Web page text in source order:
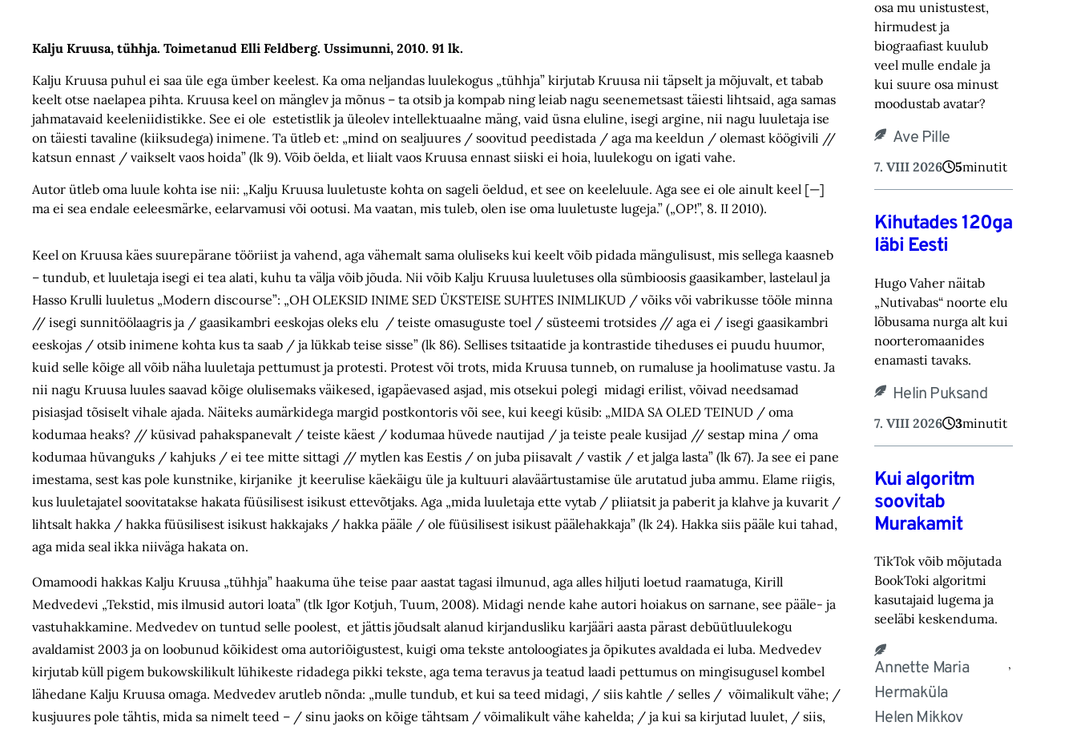
Kalju Kruusa, tühhja. Toimetanud Elli Feldberg. Ussimunni, 2010. 91 lk.
Kalju Kruusa puhul ei saa üle ega ümber keelest. Ka oma neljandas luulekogus „tühhja” kirjutab Kruusa nii täpselt ja mõjuvalt, et tabab
keelt otse naelapea pihta. Kruusa keel on mänglev ja mõnus – ta otsib ja kompab ning leiab nagu seenemetsast täiesti lihtsaid, aga samas
jahmatavaid keeleniidistikke. See ei ole estetistlik ja üleolev intellektuaalne mäng, vaid üsna eluline, isegi argine, nii nagu luuletaja ise
on täiesti tavaline (kiiksudega) inimene. Ta ütleb et: „mind on sealjuures / soovitud peedistada / aga ma keeldun / olemast köögivili //
katsun ennast / vaikselt vaos hoida” (lk 9). Võib öelda, et liialt vaos Kruusa ennast siiski ei hoia, luulekogu on igati vahe.
Autor ütleb oma luule kohta ise nii: „Kalju Kruusa luuletuste kohta on sageli öeldud, et see on keeleluule. Aga see ei ole ainult keel [—]
ma ei sea endale eeleesmärke, eelarvamusi või ootusi. Ma vaatan, mis tuleb, olen ise oma luuletuste lugeja.” („OP!”, 8. II 2010).
Keel on Kruusa käes suurepärane tööriist ja vahend, aga vähemalt sama oluliseks kui keelt võib pidada mängulisust, mis sellega kaasneb
– tundub, et luuletaja isegi ei tea alati, kuhu ta välja võib jõuda. Nii võib Kalju Kruusa luuletuses olla sümbioosis gaasikamber, lastelaul ja
Hasso Krulli luuletus „Modern discourse”: „OH OLEKSID INIME SED ÜKSTEISE SUHTES INIMLIKUD / võiks või vabrikusse tööle minna
// isegi sunnitöölaagris ja / gaasikambri eeskojas oleks elu / teiste omasuguste toel / süsteemi trotsides // aga ei / isegi gaasikambri
eeskojas / otsib inimene kohta kus ta saab / ja lükkab teise sisse” (lk 86). Sellises tsitaatide ja kontrastide tiheduses ei puudu huumor,
kuid selle kõige all võib näha luuletaja pettumust ja protesti. Protest või trots, mida Kruusa tunneb, on rumaluse ja hoolimatuse vastu. Ja
nii nagu Kruusa luules saavad kõige olulisemaks väikesed, igapäevased asjad, mis otsekui polegi midagi erilist, võivad needsamad
pisiasjad tõsiselt vihale ajada. Näiteks aumärkidega margid postkontoris või see, kui keegi küsib: „MIDA SA OLED TEINUD / oma
kodumaa heaks? // küsivad pahakspanevalt / teiste käest / kodumaa hüvede nautijad / ja teiste peale kusijad // sestap mina / oma
kodumaa hüvanguks / kahjuks / ei tee mitte sittagi // mytlen kas Eestis / on juba piisavalt / vastik / et jalga lasta” (lk 67). Ja see ei pane
imestama, sest kas pole kunstnike, kirjanike jt keerulise käekäigu üle ja kultuuri alaväärtustamise üle arutatud juba ammu. Elame riigis,
kus luuletajatel soovitatakse hakata füüsilisest isikust ettevõtjaks. Aga „mida luuletaja ette vytab / pliiatsit ja paberit ja klahve ja kuvarit /
lihtsalt hakka / hakka füüsilisest isikust hakkajaks / hakka pääle / ole füüsilisest isikust päälehakkaja” (lk 24). Hakka siis pääle kui tahad,
aga mida seal ikka niiväga hakata on.
Omamoodi hakkas Kalju Kruusa „tühhja” haakuma ühe teise paar aastat tagasi ilmunud, aga alles hiljuti loetud raamatuga, Kirill
Medvedevi „Tekstid, mis ilmusid autori loata” (tlk Igor Kotjuh, Tuum, 2008). Midagi nende kahe autori hoiakus on sarnane, see pääle- ja
vastuhakkamine. Medvedev on tuntud selle poolest, et jättis jõudsalt alanud kirjandusliku karjääri aasta pärast debüütluulekogu
avaldamist 2003 ja on loobunud kõikidest oma autoriõigustest, kuigi oma tekste antoloogiates ja õpikutes avaldada ei luba. Medvedev
kirjutab küll pigem bukowskilikult lühikeste ridadega pikki tekste, aga tema teravus ja teatud laadi pettumus on mingisugusel kombel
lähedane Kalju Kruusa omaga. Medvedev arutleb nõnda: „mulle tundub, et kui sa teed midagi, / siis kahtle / selles / võimalikult vähe; /
kusjuures pole tähtis, mida sa nimelt teed – / sinu jaoks on kõige tähtsam / võimalikult vähe kahelda; / ja kui sa kirjutad luulet, / siis,
osa mu unistustest,
hirmudest ja
biograafiast ‎kuulub
veel mulle endale ja
kui suure osa minust
moodustab avatar? ‎
Ave Pille
7. VIII 2026 5minutit
Kihutades 120ga
läbi Eesti
Hugo Vaher näitab
„Nutivabas“ noorte elu
lõbusama nurga alt kui
noorteromaanides
ena‎masti tavaks.‎
Helin Puksand
7. VIII 2026 3minutit
Kui algoritm
soovitab
Murakamit
TikTok võib mõjutada
BookToki algoritmi
kasutajaid lugema ja
seeläbi keskenduma.‎
Annette Maria
Hermaküla
,
Helen Mikkov